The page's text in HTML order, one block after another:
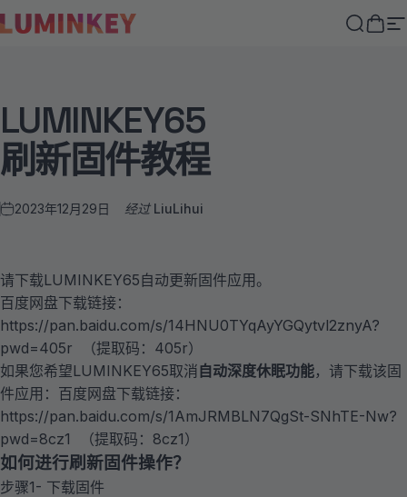
跳至内容
LUMINKEY
搜索大车
Home Menu Search
LUMINKEY65
刷新固件教程
2023年12月29日 经过 LiuLihui
请下载LUMINKEY65自动更新固件应用。
百度网盘下载链接：
https://pan.baidu.com/s/14HNU0TYqAyYGQytvl2znyA?
pwd=405r
（提取码：405r）
如果您希望LUMINKEY65取消自动深度休眠功能，请下载该固
件应用： 百度网盘下载链接：
https://pan.baidu.com/s/1AmJRMBLN7QgSt-SNhTE-Nw?
pwd=8cz1
（提取码：8cz1）
如何进行刷新固件操作？
步骤1- 下载固件